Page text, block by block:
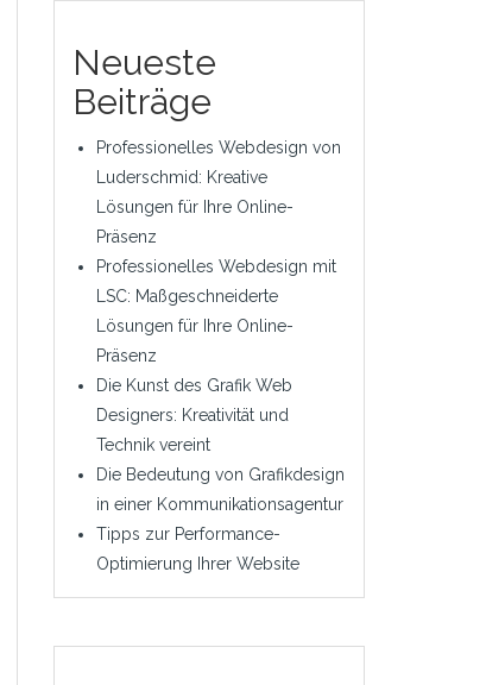
Neueste
Beiträge
Professionelles Webdesign von
Luderschmid: Kreative
Lösungen für Ihre Online-
Präsenz
Professionelles Webdesign mit
LSC: Maßgeschneiderte
Lösungen für Ihre Online-
Präsenz
Die Kunst des Grafik Web
Designers: Kreativität und
Technik vereint
Die Bedeutung von Grafikdesign
in einer Kommunikationsagentur
Tipps zur Performance-
Optimierung Ihrer Website